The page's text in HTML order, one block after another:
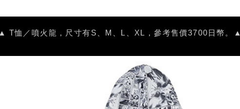
▲ T恤／噴火龍，尺寸有S、M、L、XL，參考售價3700日幣。▲